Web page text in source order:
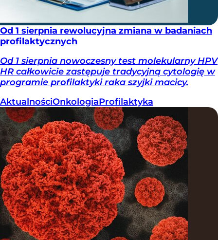
Od 1 sierpnia rewolucyjna zmiana w badaniach
profilaktycznych
Od 1 sierpnia nowoczesny test molekularny HPV
HR całkowicie zastępuje tradycyjną cytologię w
programie profilaktyki raka szyjki macicy.
AktualnościOnkologiaProfilaktyka